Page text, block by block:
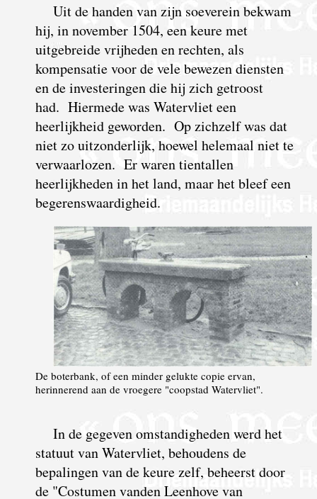
Uit de handen van zijn soeverein bekwam
hij, in november 1504, een keure met
uitgebreide vrijheden en rechten, als
kompensatie voor de vele bewezen diensten
en de investeringen die hij zich getroost
had. Hiermede was Watervliet een
heerlijkheid geworden. Op zichzelf was dat
niet zo uitzonderlijk, hoewel helemaal niet te
verwaarlozen. Er waren tientallen
heerlijkheden in het land, maar het bleef een
begerenswaardigheid.
De boterbank, of een minder gelukte copie ervan,
herinnerend aan de vroegere "coopstad Watervliet".
In de gegeven omstandigheden werd het
statuut van Watervliet, behoudens de
bepalingen van de keure zelf, beheerst door
de "Costumenvanden Leenhove van